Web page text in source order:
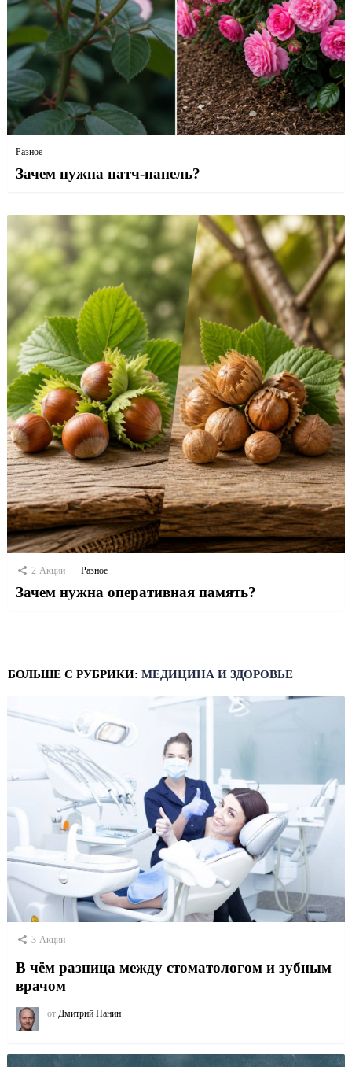
Разное
Зачем нужна патч-панель?
2 Акции Разное
Зачем нужна оперативная память?
БОЛЬШЕ С РУБРИКИ: МЕДИЦИНА И ЗДОРОВЬЕ
3 Акции
В чём разница между стоматологом и зубным
врачом
от Дмитрий Панин